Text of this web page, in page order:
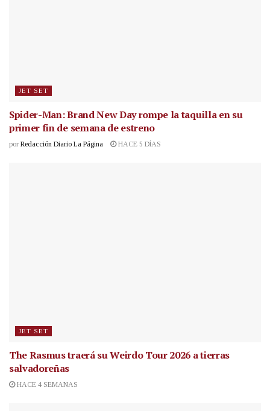
JET SET
Spider-Man: Brand New Day rompe la taquilla en su
primer fin de semana de estreno
por Redacción Diario La Página HACE 5 DÍAS
JET SET
The Rasmus traerá su Weirdo Tour 2026 a tierras
salvadoreñas
HACE 4 SEMANAS